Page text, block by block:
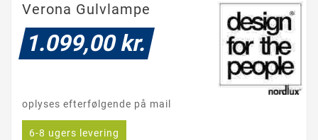
Verona Gulvlampe
1.099,00 kr.
oplyses efterfølgende på mail
6-8 ugers levering